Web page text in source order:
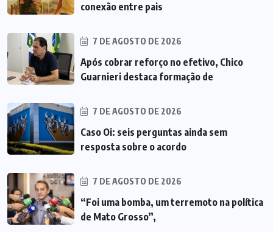
conexão entre pais
7 DE AGOSTO DE 2026
Após cobrar reforço no efetivo, Chico
Guarnieri destaca formação de
7 DE AGOSTO DE 2026
Caso Oi: seis perguntas ainda sem
resposta sobre o acordo
7 DE AGOSTO DE 2026
“Foi uma bomba, um terremoto na política
de Mato Grosso”,